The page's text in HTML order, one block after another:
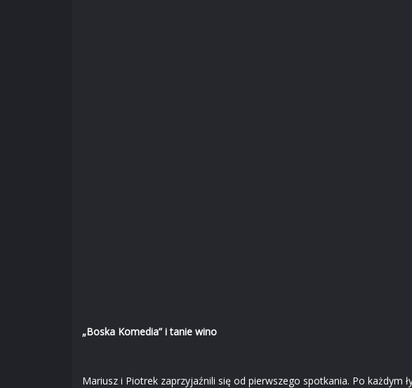
„Boska Komedia” i tanie wino
Mariusz i Piotrek zaprzyjaźnili się od pierwszego spotkania. Po każdym